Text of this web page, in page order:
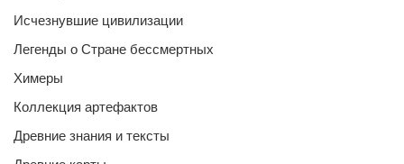
Исчезнувшие цивилизации
Легенды о Стране бессмертных
Химеры
Коллекция артефактов
Древние знания и тексты